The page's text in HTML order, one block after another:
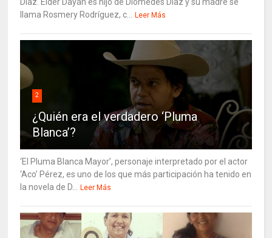
Díaz. Elder Dayán es hijo de Diomedes Díaz y su madre se
llama Rosmery Rodríguez, c... Leer Más
2
¿Quién era el verdadero ‘Pluma
Blanca’?
‘El Pluma Blanca Mayor’, personaje interpretado por el actor
‘Aco’ Pérez, es uno de los que más participación ha tenido en
la novela de D... Leer Más